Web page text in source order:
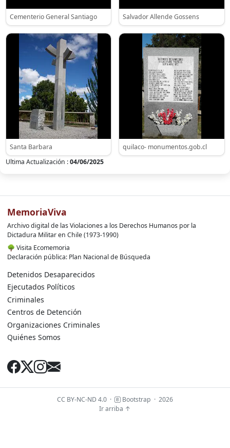
Cementerio General Santiago Salvador Allende Gossens
Santa Barbara
quilaco- monumentos.gob.cl
Ultima Actualización :04/06/2025
MemoriaViva
Archivo digital de las Violaciones a los Derechos Humanos por la
Dictadura Militar en Chile (1973-1990)
🌳 Visita Ecomemoria
Declaración pública: Plan Nacional de Búsqueda
Detenidos Desaparecidos
Ejecutados Políticos
Criminales
Centros de Detención
Organizaciones Criminales
Quiénes Somos
CC BY-NC-ND 4.0 · Bootstrap · 2026
Ir arriba ↑